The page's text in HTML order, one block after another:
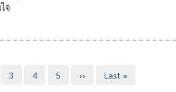
จ
Page
3 Page
4 Page
5
Next
››
Last
Last »